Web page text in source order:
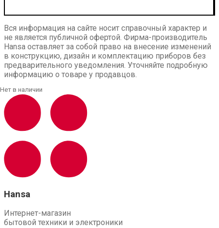
Вся информация на сайте носит справочный характер и
не является публичной офертой. Фирма-производитель
Hansa оставляет за собой право на внесение изменений
в конструкцию, дизайн и комплектацию приборов без
предварительного уведомления. Уточняйте подробную
информацию о товаре у продавцов.
Hansa
Интернет-магазин
бытовой техники и электроники